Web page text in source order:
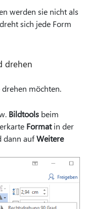
werden sie nicht als
sich jede Form
drehen
drehen möchten.
Bildtools beim
Formatin der
dann aufWeitere